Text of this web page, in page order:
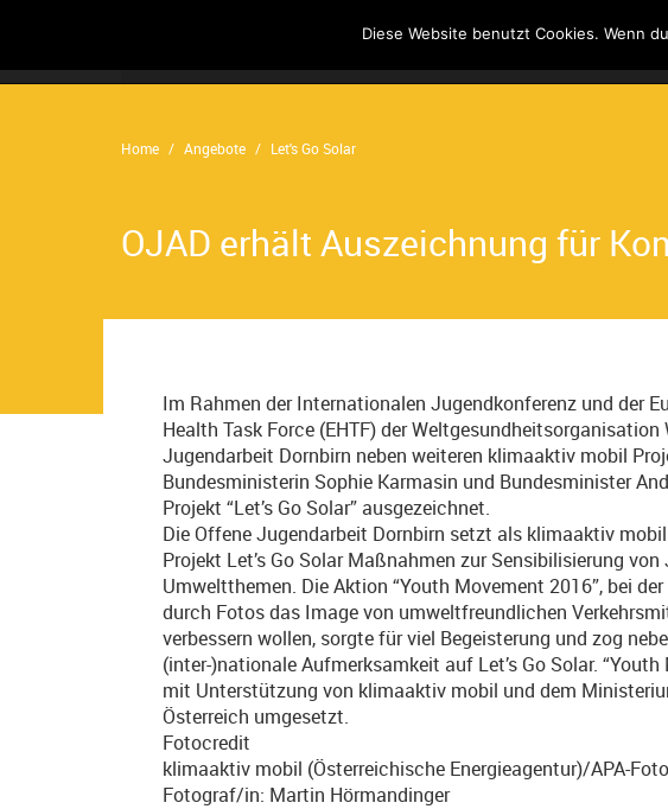
Der Verein Kontakt
Home Angebote Let's Go Solar
OJAD erhält Auszeichnung für
Im Rahmen der Internationalen Jugendkonferenz und der
Health Task Force (EHTF) der Weltgesundheitsorganisation
Jugendarbeit Dornbirn neben weiteren klimaaktiv mobil
Bundesministerin Sophie Karmasin und Bundesminister
Projekt “Let’s Go Solar” ausgezeichnet.
Die Offene Jugendarbeit Dornbirn setzt als klimaaktiv
Projekt Let’s Go Solar Maßnahmen zur Sensibilisierung
Umweltthemen. Die Aktion “Youth Movement 2016”, bei
durch Fotos das Image von umweltfreundlichen
verbessern wollen, sorgte für viel Begeisterung und zog
(inter-)nationale Aufmerksamkeit auf Let’s Go Solar.
mit Unterstützung von klimaaktiv mobil und dem
Österreich umgesetzt.
Fotocredit
klimaaktiv mobil (Österreichische Energieagentur)/APA-
Fotograf/in: Martin Hörmandinger
Diese Website benutzt Cookies. Wenn